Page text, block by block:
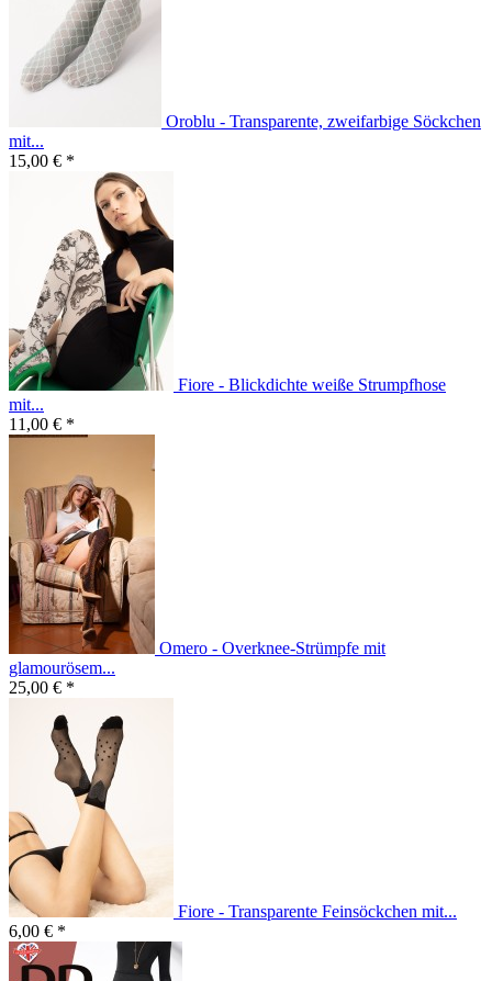
Oroblu - Transparente, zweifarbige Söckchen
mit...
15,00 € *
Fiore - Blickdichte weiße Strumpfhose
mit...
11,00 € *
Omero - Overknee-Strümpfe mit
glamourösem...
25,00 € *
Fiore - Transparente Feinsöckchen mit...
6,00 € *